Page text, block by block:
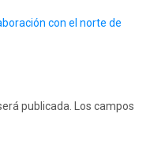
con el norte de
publicada.
Los campos